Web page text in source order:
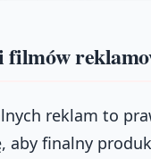
reklam to
aby finalny